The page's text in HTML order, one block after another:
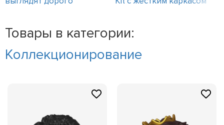
Товары в категории:
Коллекционирование